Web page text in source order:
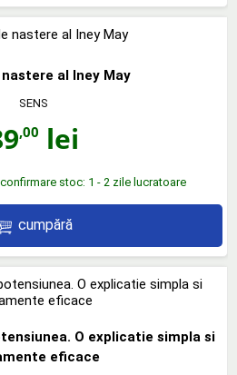
al Iney May
SENS
,00 lei
stoc: 1 - 2 zile lucratoare
cumpără
O explicatie simpla si
eficace